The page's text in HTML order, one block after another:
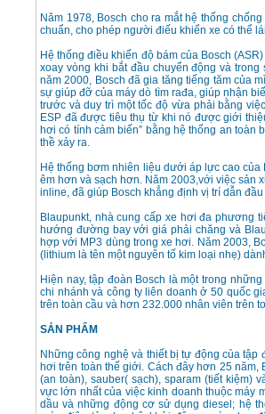
Năm 1978, Bosch cho ra mắt hệ thống
chuẩn, cho phép người điếu khiển xe có thể
Hệ thống điều khiển độ bám của Bosch
xoay vòng khi bắt đầu chuyển động và
năm 2000, Bosch đã gia tăng tiếng tăm của
sự giúp đỡ của máy dò tìm rađa, giúp nhận
trước và duy trì một tốc độ vừa phải bằng
ESP đã được tiêu thụ từ khi nó được giới
hơi có tính cảm biến” bằng hệ thống an
thề xảy ra.
Hệ thống bơm nhiên liệu dưới áp lực cao
êm hơn và sạch hơn. Năm 2003,với việc sản
inline, đã giúp Bosch khẳng định vị trí dẫn
Blaupunkt, nhà cung cấp xe hơi đa phương
hướng đường bay với giá phải chăng và
hợp với MP3 dùng trong xe hơi. Năm 2003,
(lithium là tên một nguyên tố kim loại nhẹ)
Hiện nay, tập đoàn Bosch là một trong
chi nhánh và công ty liên doanh ở 50 quốc
trên toàn cầu và hơn 232.000 nhân viên trên
SẢN PHẨM
Những công nghệ và thiết bị tự động của
hơi trên toàn thế giới. Cách đây hơn 25
(an toàn), sauber( sạch), sparam (tiết kiệm)
vực lớn nhất của việc kinh doanh thuộc máy
dầu và những động cơ sử dụng diesel; hệ